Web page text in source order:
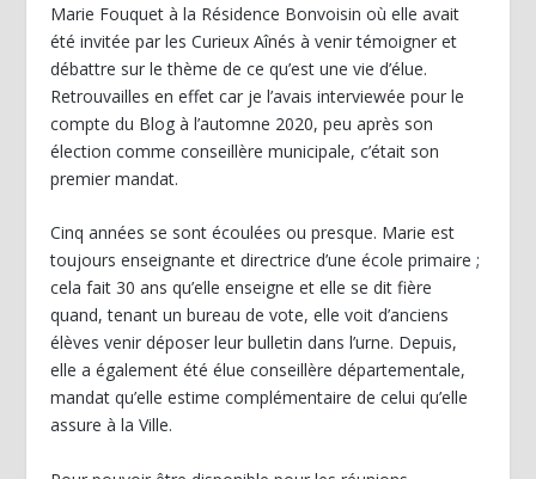
Marie Fouquet à la Résidence Bonvoisin où elle avait
été invitée par les Curieux Aînés à venir témoigner et
débattre sur le thème de ce qu’est une vie d’élue.
Retrouvailles en effet car je l’avais interviewée pour le
compte du Blog à l’automne 2020, peu après son
élection comme conseillère municipale, c’était son
premier mandat.
Cinq années se sont écoulées ou presque. Marie est
toujours enseignante et directrice d’une école primaire ;
cela fait 30 ans qu’elle enseigne et elle se dit fière
quand, tenant un bureau de vote, elle voit d’anciens
élèves venir déposer leur bulletin dans l’urne. Depuis,
elle a également été élue conseillère départementale,
mandat qu’elle estime complémentaire de celui qu’elle
assure à la Ville.